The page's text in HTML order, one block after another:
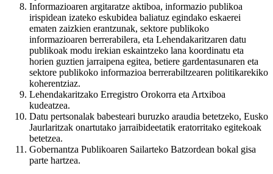
Informazioaren argitaratze aktiboa, informazio publikoa
irispidean izateko eskubidea baliatuz egindako eskaerei
ematen zaizkien erantzunak, sektore publikoko
informazioaren berrerabilera, eta Lehendakaritzaren datu
publikoak modu irekian eskaintzeko lana koordinatu eta
horien guztien jarraipena egitea, betiere gardentasunaren eta
sektore publikoko informazioa berrerabiltzearen politikarekiko
koherentziaz.
Lehendakaritzako Erregistro Orokorra eta Artxiboa
kudeatzea.
Datu pertsonalak babesteari buruzko araudia betetzeko, Eusko
Jaurlaritzak onartutako jarraibideetatik eratorritako egitekoak
betetzea.
Gobernantza Publikoaren Sailarteko Batzordean bokal gisa
parte hartzea.